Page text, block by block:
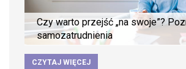
Czy warto przejść „na swoje”?
samozatrudnienia
CZYTAJ WIĘCEJ